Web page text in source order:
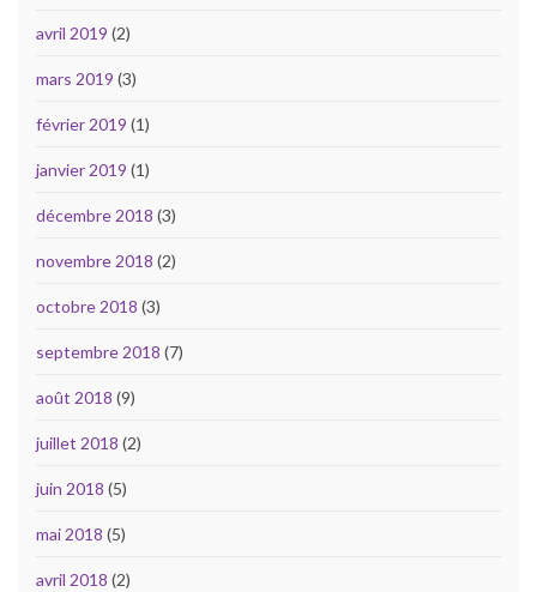
avril 2019 (2)
mars 2019 (3)
février 2019 (1)
janvier 2019 (1)
décembre 2018 (3)
novembre 2018 (2)
octobre 2018 (3)
septembre 2018 (7)
août 2018 (9)
juillet 2018 (2)
juin 2018 (5)
mai 2018 (5)
avril 2018 (2)